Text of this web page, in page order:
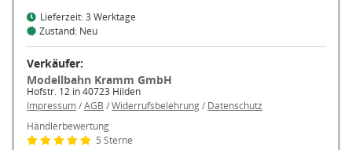
Lieferzeit: 3 Werktage
Zustand: Neu
Verkäufer:
Modellbahn Kramm GmbH
Hofstr. 12 in 40723 Hilden
Impressum/AGB /Widerrufsbelehrung/ Datenschutz
Händlerbewertung
5 Sterne